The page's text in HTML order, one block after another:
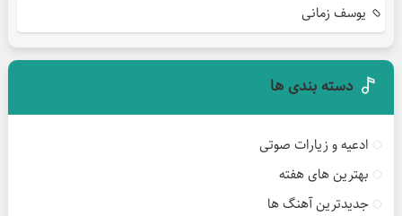
یوسف زمانی
دسته بندی ها
ادعیه و زیارات صوتی
بهترین های هفته
جدیدترین آهنگ ها